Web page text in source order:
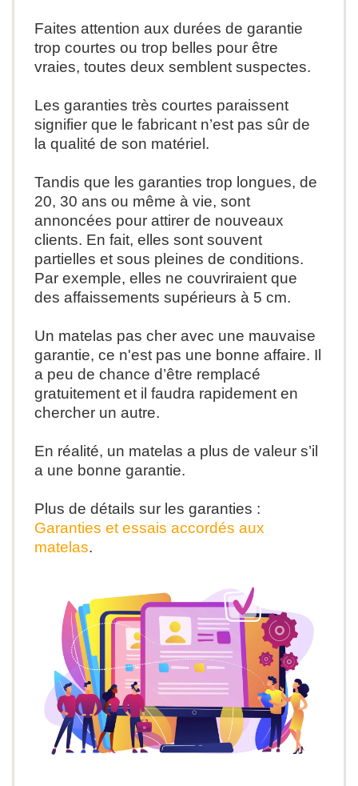
Faites attention aux durées de garantie
trop courtes ou trop belles pour être
vraies, toutes deux semblent suspectes.
Les garanties très courtes paraissent
signifier que le fabricant n’est pas sûr de
la qualité de son matériel.
Tandis que les garanties trop longues, de
20, 30 ans ou même à vie, sont
annoncées pour attirer de nouveaux
clients. En fait, elles sont souvent
partielles et sous pleines de conditions.
Par exemple, elles ne couvriraient que
des affaissements supérieurs à 5 cm.
Un matelas pas cher avec une mauvaise
garantie, ce n'est pas une bonne affaire. Il
a peu de chance d’être remplacé
gratuitement et il faudra rapidement en
chercher un autre.
En réalité, un matelas a plus de valeur s’il
a une bonne garantie.
Plus de détails sur les garanties :
Garanties et essais accordés aux
matelas.